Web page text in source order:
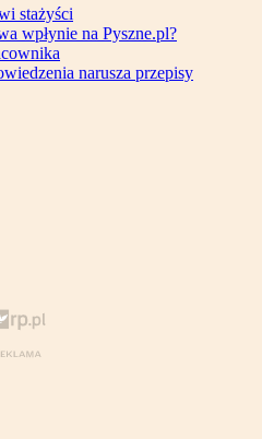
stażyści
wpłynie na Pyszne.pl?
narusza przepisy